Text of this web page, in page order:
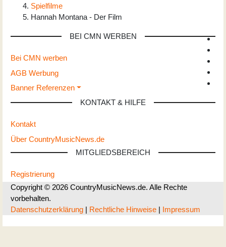
Spielfilme
Hannah Montana - Der Film
BEI CMN WERBEN
Bei CMN werben
AGB Werbung
Banner Referenzen
KONTAKT & HILFE
Kontakt
Über CountryMusicNews.de
MITGLIEDSBEREICH
Registrierung
Copyright © 2026 CountryMusicNews.de. Alle Rechte
vorbehalten.
Datenschutzerklärung | Rechtliche Hinweise | Impressum